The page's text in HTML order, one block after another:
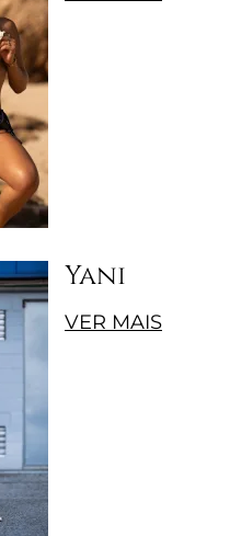
Yani
VER MAIS